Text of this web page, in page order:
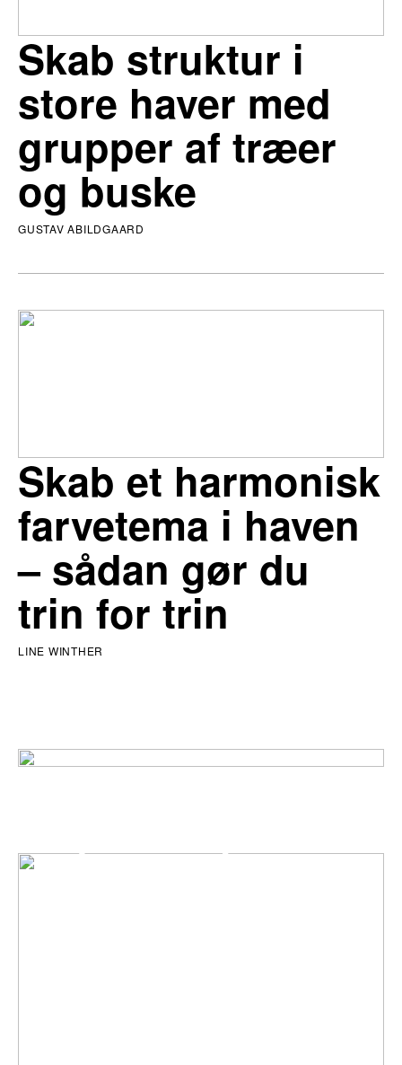
Skab struktur i
store haver med
grupper af træer
og buske
GUSTAV ABILDGAARD
Skab et harmonisk
farvetema i haven
– sådan gør du
trin for trin
LINE WINTHER
du snegle og